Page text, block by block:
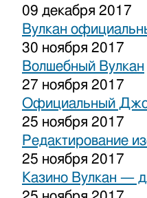
09 декабря 2017
Вулкан
30 ноября 2017
Волшебный Вулкан
27 ноября 2017
Официальный
25 ноября 2017
Редактирование
25 ноября 2017
Казино Вулкан —